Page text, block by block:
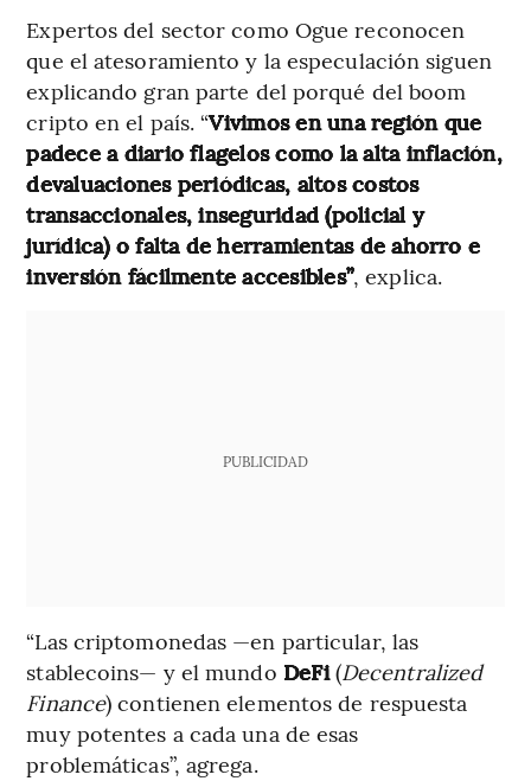
Expertos del sector como Ogue reconocen
que el atesoramiento y la especulación siguen
explicando gran parte del porqué del boom
cripto en el país. “Vivimos en una región que
padece a diario flagelos como la alta inflación,
devaluaciones periódicas, altos costos
transaccionales, inseguridad (policial y
jurídica) o falta de herramientas de ahorro e
inversión fácilmente accesibles”, explica.
PUBLICIDAD
“Las criptomonedas —en particular, las
stablecoins— y el mundo DeFi(Decentralized
Finance) contienen elementos de respuesta
muy potentes a cada una de esas
problemáticas”, agrega.